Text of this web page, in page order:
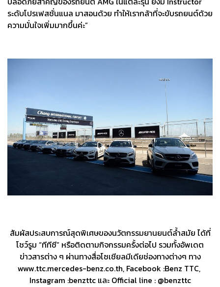
ระดับโปรเฟสชั่นแนล มาสอนด้วย ทำให้เรากล้าที่จะขับรถยนต์ด้วย
ความมั่นใจเพิ่มมากขึ้นค่ะ”
สัมผัสประสบการณ์สุดพิเศษของนวัตกรรมยานยนต์ล้ำสมัย ได้ที่
โชว์รูม “ทีทีซี” หรือติดตามกิจกรรมครั้งต่อไป รวมทั้งอัพเดต
ข่าวสารต่าง ๆ ผ่านทางสื่อโซเชียลมีเดียช่องทางต่างๆ ทาง
www.ttc.mercedes-benz.co.th, Facebook :Benz TTC,
Instagram :benzttc และ Official line : @benzttc